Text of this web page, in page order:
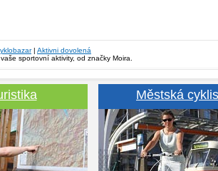
| Aktivni dovolená
sportovní aktivity, od značky Moira.
Městská